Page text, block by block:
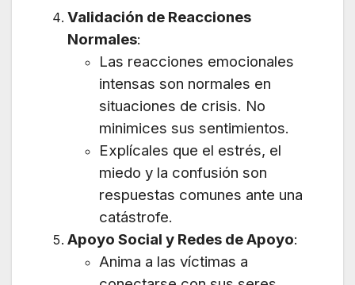
Validación de Reacciones
Normales:
Las reacciones emocionales
intensas son normales en
situaciones de crisis. No
minimices sus sentimientos.
Explícales que el estrés, el
miedo y la confusión son
respuestas comunes ante una
catástrofe.
Apoyo Social y Redes de Apoyo:
Anima a las víctimas a